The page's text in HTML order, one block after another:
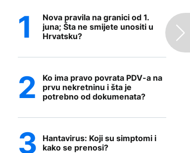
Nova pravila na granici od 1.
juna; Šta ne smijete unositi u
Hrvatsku?
Ko ima pravo povrata PDV-a na
prvu nekretninu i šta je
potrebno od dokumenata?
Hantavirus: Koji su simptomi i
kako se prenosi?